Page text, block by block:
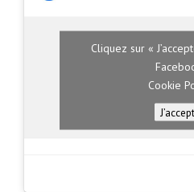
Cliquez sur «
Cookie